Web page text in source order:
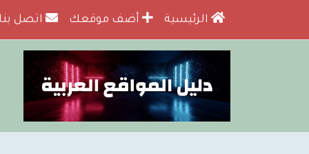
الرئيسية أضف موقعك اتصل بنا